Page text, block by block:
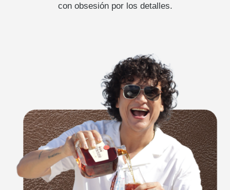
con obsesión por los detalles.